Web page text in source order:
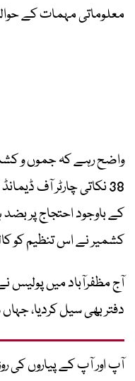
معلوماتی مہمات کے
واضح رہے کہ جموں و
38 نکاتی چارٹر آف
کے باوجود احتجاج پر
کشمیر نے اس تنظیم کو
آج مظفرآباد میں پولیس
دفتر بھی سیل کردیا،
آپ اور آپ کے پیاروں کی